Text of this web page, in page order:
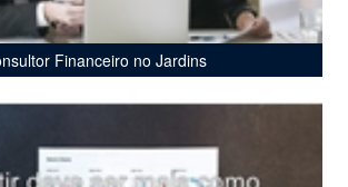
Financeiro no Jardins